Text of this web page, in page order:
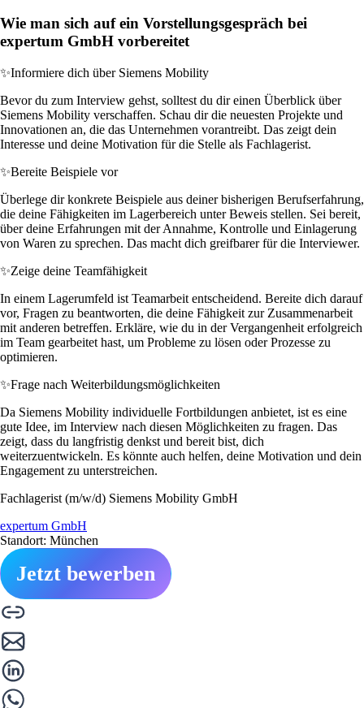
Wie man sich auf ein Vorstellungsgespräch bei
expertum GmbH vorbereitet
✨Informiere dich über Siemens Mobility
Bevor du zum Interview gehst, solltest du dir einen Überblick über
Siemens Mobility verschaffen. Schau dir die neuesten Projekte und
Innovationen an, die das Unternehmen vorantreibt. Das zeigt dein
Interesse und deine Motivation für die Stelle als Fachlagerist.
✨Bereite Beispiele vor
Überlege dir konkrete Beispiele aus deiner bisherigen Berufserfahrung,
die deine Fähigkeiten im Lagerbereich unter Beweis stellen. Sei bereit,
über deine Erfahrungen mit der Annahme, Kontrolle und Einlagerung
von Waren zu sprechen. Das macht dich greifbarer für die Interviewer.
✨Zeige deine Teamfähigkeit
In einem Lagerumfeld ist Teamarbeit entscheidend. Bereite dich darauf
vor, Fragen zu beantworten, die deine Fähigkeit zur Zusammenarbeit
mit anderen betreffen. Erkläre, wie du in der Vergangenheit erfolgreich
im Team gearbeitet hast, um Probleme zu lösen oder Prozesse zu
optimieren.
✨Frage nach Weiterbildungsmöglichkeiten
Da Siemens Mobility individuelle Fortbildungen anbietet, ist es eine
gute Idee, im Interview nach diesen Möglichkeiten zu fragen. Das
zeigt, dass du langfristig denkst und bereit bist, dich
weiterzuentwickeln. Es könnte auch helfen, deine Motivation und dein
Engagement zu unterstreichen.
Fachlagerist (m/w/d) Siemens Mobility GmbH
expertum GmbH
Standort: München
Jetzt bewerben